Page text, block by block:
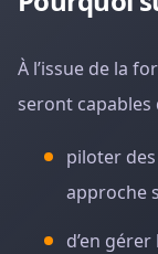
À l’issue de la
seront capables
piloter
approche
d’en